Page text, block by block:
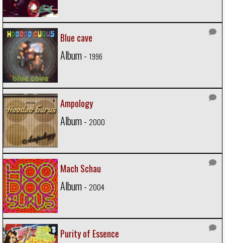
Blue cave
Album - 1996
Ampology
Album - 2000
Mach Schau
Album - 2004
Purity of Essence